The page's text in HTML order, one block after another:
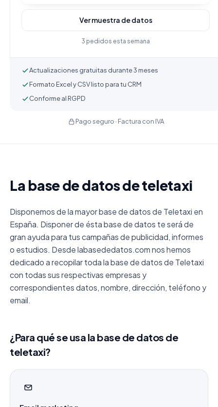
Ver muestra de datos
3 pedidos esta semana
Actualizaciones gratuitas durante 3 meses
Formato Excel y CSV listo para tu CRM
Conforme al RGPD
Pago seguro · Factura con IVA
La base de datos de teletaxi
Disponemos de la mayor base de datos de Teletaxi en
España. Disponer de ésta base de datos te será de
gran ayuda para tus campañas de publicidad, informes
o estudios. Desde labasededatos.com nos hemos
dedicado a recopilar toda la base de datos de Teletaxi
con todas sus respectivas empresas y
correspondientes datos, nombre, dirección, teléfono y
email.
¿Para qué se usa la base de datos de
teletaxi?